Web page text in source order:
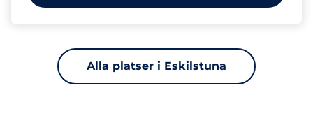
Alla platser i Eskilstuna